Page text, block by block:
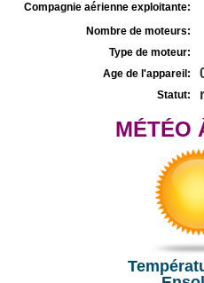
Compagnie aérienne exploitante:
Nombre de moteurs:
Type de moteur:
Age de l'appareil:
Statut:
MÉTÉO